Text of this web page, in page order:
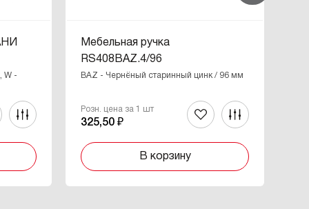
W -
Мебельная ручка
RS408BAZ.4/96
BAZ - Чернёный старинный цинк / 96 мм
Розн. цена за 1 шт
325,50 ₽
В корзину